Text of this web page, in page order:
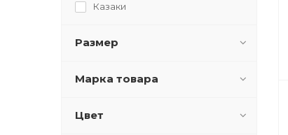
Казаки
Кроссовки
Размер
Марка товара
Цвет